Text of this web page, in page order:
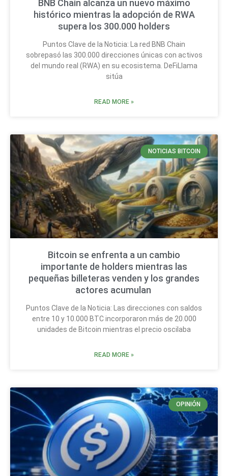
BNB Chain alcanza un nuevo máximo
histórico mientras la adopción de RWA
supera los 300.000 holders
Puntos Clave de la Noticia: La red BNB Chain
sobrepasó las 300.000 direcciones únicas con activos
del mundo real (RWA) en su ecosistema. DeFiLlama
sitúa
READ MORE »
NOTICIAS BITCOIN
Bitcoin se enfrenta a un cambio
importante de holders mientras las
pequeñas billeteras venden y los grandes
actores acumulan
Puntos Clave de la Noticia: Las direcciones con saldos
entre 10 y 10.000 BTC incorporaron más de 20.000
unidades de Bitcoin mientras el precio oscilaba
READ MORE »
OPINIÓN